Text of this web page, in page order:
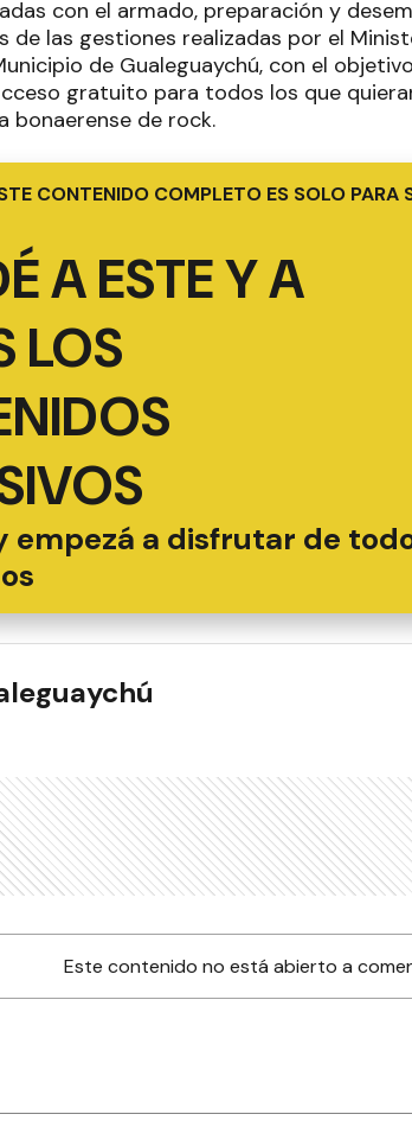
con el armado, preparación y
de las gestiones realizadas por el
de Gualeguaychú, con el
gratuito para todos los que
bonaerense de rock.
CONTENIDO COMPLETO ES SOLO PARA
A ESTE Y A
LOS
empezá a disfrutar de
Este contenido no está abierto a